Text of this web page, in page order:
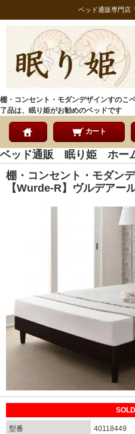
ベッド通販専門店
棚・コンセント・モダンデザインすの
了品は、眠り姫がお勧めのベッドです
カート
ベッド通販 眠り姫 ホー
棚・コンセント・モダン
【Wurde-R】ヴルデア
型番 40118449